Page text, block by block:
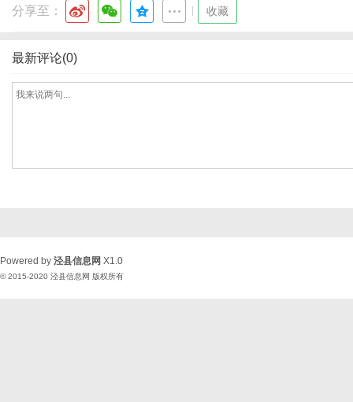
分享至： 收藏
最新评论(0)
Powered by 泾县信息网 X1.0
© 2015-2020 泾县信息网 版权所有